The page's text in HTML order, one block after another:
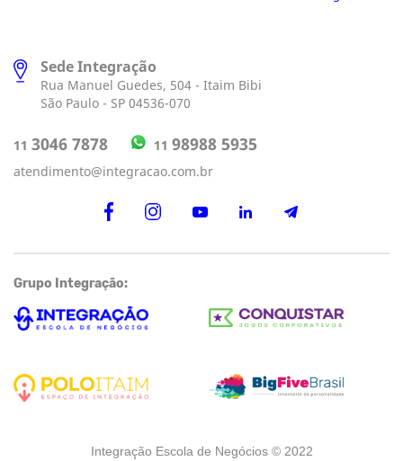
Sede Integração
Rua Manuel Guedes, 504 - Itaim Bibi
São Paulo - SP 04536-070
11 3046 7878 11 98988 5935
atendimento@integracao.com.br
Grupo Integração:
Integração Escola de Negócios © 2022